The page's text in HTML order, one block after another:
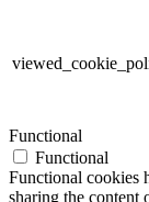
Functional
Functional
Functional cookies
sharing the content